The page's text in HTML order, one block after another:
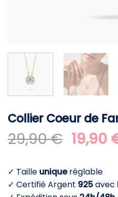
Collier Coeur de
29,90€ Le
prix
initial
était :
19,90
✓ Taille uniqueréglable
✓ Certifié Argent 925avec